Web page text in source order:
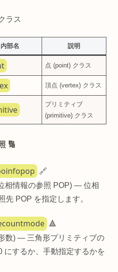
ラス
内部名 説明
点 (point) クラス
頂点 (vertex) クラス
プリミティブ
(primitive) クラス
🔢
🔗
相情報の参照 POP) — 位相
先 POP を指定します。
🔺
数) — 三角形プリミティブの
にするか、手動指定するかを